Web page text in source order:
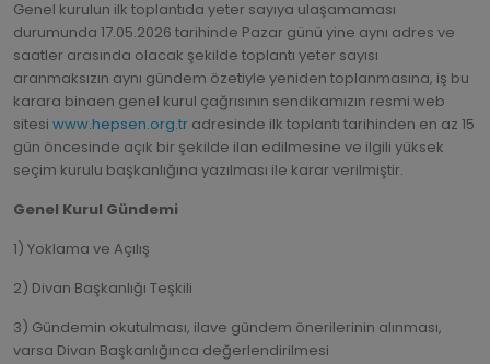
Genel kurulun ilk toplantıda yeter sayıya ulaşamaması
durumunda 17.05.2026 tarihinde Pazar günü yine aynı adres ve
saatler arasında olacak şekilde toplantı yeter sayısı
aranmaksızın aynı gündem özetiyle yeniden toplanmasına, iş bu
karara binaen genel kurul çağrısının sendikamızın resmi web
sitesi www.hepsen.org.tr ⁠ adresinde ilk toplantı tarihinden en az 15
gün öncesinde açık bir şekilde ilan edilmesine ve ilgili yüksek
seçim kurulu başkanlığına yazılması ile karar verilmiştir.
Genel Kurul Gündemi
1) Yoklama ve Açılış
2) Divan Başkanlığı Teşkili
3) Gündemin okutulması, ilave gündem önerilerinin alınması,
varsa Divan Başkanlığınca değerlendirilmesi